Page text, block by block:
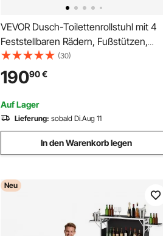
VEVOR Dusch-Toilettenrollstuhl mit 4
Feststellbaren Rädern, Fußstützen,
Hochklappbaren Armen, 3-stufig
Verstellbarer Höhe, Abnehmbarem 5-
Liter-Eimer, 158,8 kg
Fassungsvermögen, Toilettenstuhl
(30)
19090€
Auf Lager
Lieferung: sobald Di.Aug 11
In den Warenkorb legen
Neu